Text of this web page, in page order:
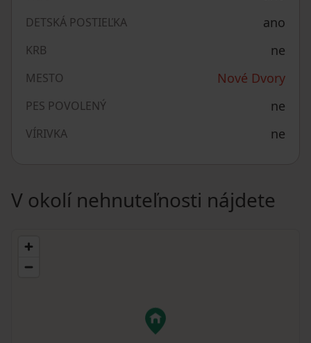
DETSKÁ POSTIEĽKA ano
KRB ne
MESTO Nové Dvory
PES POVOLENÝ ne
VÍRIVKA ne
V okolí nehnuteľnosti nájdete